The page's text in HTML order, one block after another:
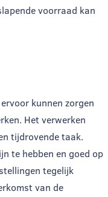
voorraad kan
kunnen zorgen
Het verwerken
tijdrovende taak.
te hebben en goed op
tegelijk
van de